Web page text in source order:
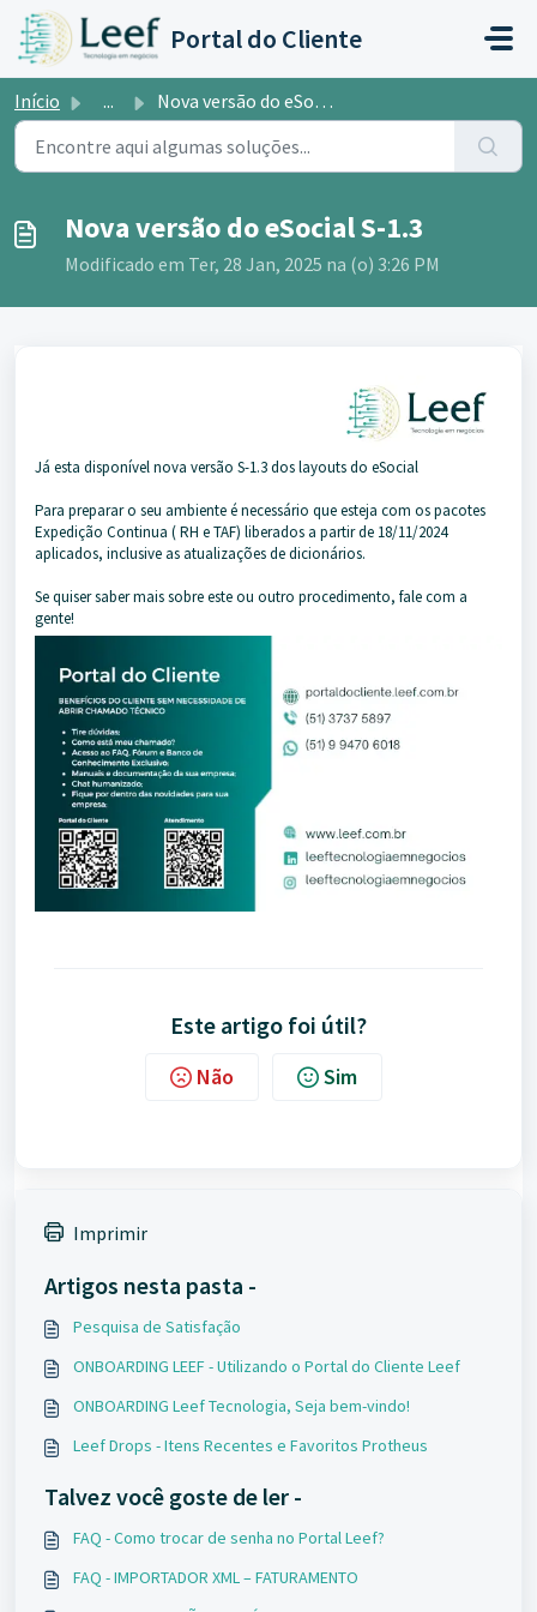
Ir para o conteúdo principal
Portal do Cliente
Início ... Nova versão do eSocial S-1.3
Nova versão do eSocial S-1.3
Modificado em Ter, 28 Jan, 2025 na (o) 3:26 PM
Já esta disponível nova versão S-1.3 dos layouts do eSocial
Para preparar o seu ambiente é necessário que esteja com os pacotes
Expedição Continua ( RH e TAF) liberados a partir de 18/11/2024
aplicados, inclusive as atualizações de dicionários.
Se quiser saber mais sobre este ou outro procedimento, fale com a
gente!
Este artigo foi útil?
Não Sim
Imprimir
Artigos nesta pasta -
Pesquisa de Satisfação
ONBOARDING LEEF - Utilizando o Portal do Cliente Leef
ONBOARDING Leef Tecnologia, Seja bem-vindo!
Leef Drops - Itens Recentes e Favoritos Protheus
Talvez você goste de ler -
FAQ - Como trocar de senha no Portal Leef?
FAQ - IMPORTADOR XML – FATURAMENTO